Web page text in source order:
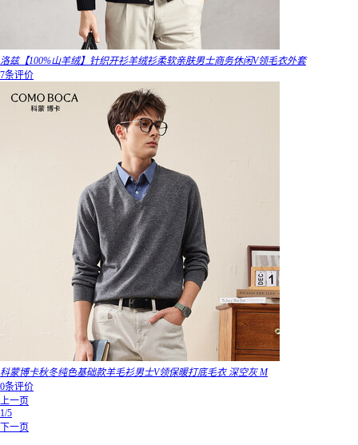
洛兹【100%山羊绒】针织开衫羊绒衫柔软亲肤男士商务休闲V领毛衣外套
7条评价
科蒙博卡秋冬纯色基础款羊毛衫男士V领保暖打底毛衣 深空灰 M
0条评价
上一页
1/5
下一页